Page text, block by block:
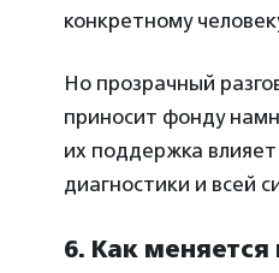
конкретному
Но прозрачный
приносит фонду
их поддержка
диагностики и всей
6. Как